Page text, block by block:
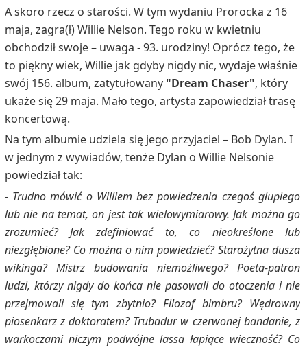
A skoro rzecz o starości. W tym wydaniu Prorocka z 16
maja, zagra(ł) Willie Nelson. Tego roku w kwietniu
obchodził swoje – uwaga - 93. urodziny! Oprócz tego, że
to piękny wiek, Willie jak gdyby nigdy nic, wydaje właśnie
swój 156. album, zatytułowany "Dream Chaser", który
ukaże się 29 maja. Mało tego, artysta zapowiedział trasę
koncertową.
Na tym albumie udziela się jego przyjaciel – Bob Dylan. I
w jednym z wywiadów, tenże Dylan o Willie Nelsonie
powiedział tak:
- Trudno mówić o Williem bez powiedzenia czegoś głupiego
lub nie na temat, on jest tak wielowymiarowy. Jak można go
zrozumieć? Jak zdefiniować to, co nieokreślone lub
niezgłębione? Co można o nim powiedzieć? Starożytna dusza
wikinga? Mistrz budowania niemożliwego? Poeta-patron
ludzi, którzy nigdy do końca nie pasowali do otoczenia i nie
przejmowali się tym zbytnio? Filozof bimbru? Wędrowny
piosenkarz z doktoratem? Trubadur w czerwonej bandanie, z
warkoczami niczym podwójne lassa łapiące wieczność? Co